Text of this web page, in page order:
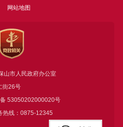
网站地图
山市人民政府办公室
街26号
53050202000020号
热线：0875-12345